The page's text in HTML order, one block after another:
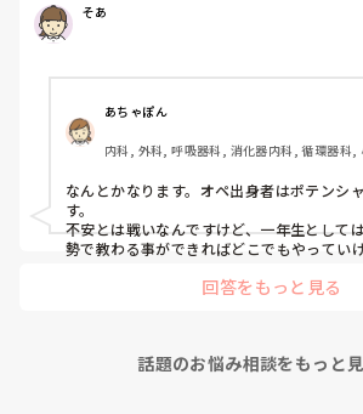
もう一つ、単発のバイトもしたいのです
い人でも働けるようなところはありますか
病棟経験も一度もないので色々と不安で
そあ
あちゃぽん
内科, 外科, 呼吸器科, 消化器内科, 循環器科,
合診療科, 救急科, 超急性期, ICU, CCU,
ス, 外来, 神経内科, 脳神経外科, NICU, 消化
なんとかなります。オペ出身者はポテンシ
す。
不安とは戦いなんですけど、一年生として
勢で教わる事ができればどこでもやってい
回答をもっと見る
話題のお悩み相談をもっと